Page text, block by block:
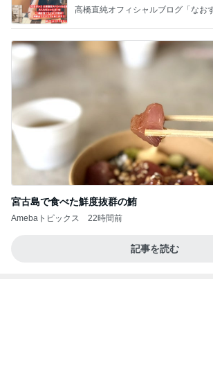
高橋直純オフィシャルブログ「なお
宮古島で食べた鮮度抜群の鮪
Amebaトピックス 22時間前
記事を読む